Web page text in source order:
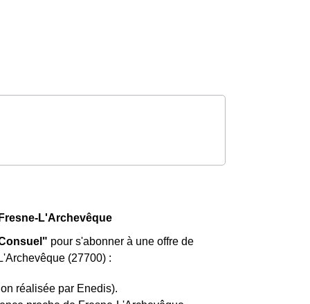
L'Archevêque
pour s'abonner à une offre de
(27700) :
réalisée par Enedis).